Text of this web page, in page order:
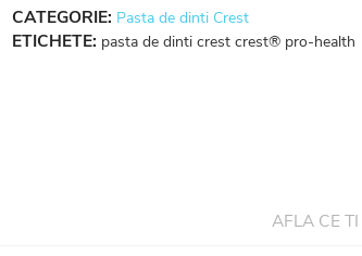
CATEGORIE: Pasta de dinti Crest
ETICHETE: pasta de dinti crest crest® pro-health
AFLA CE